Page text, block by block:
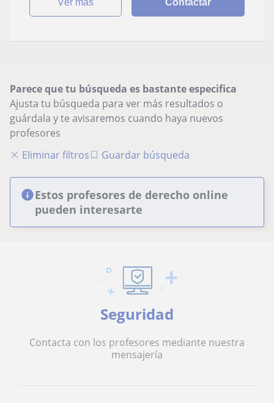
ver más Contactar
Parece que tu búsqueda es bastante especifica
Ajusta tu búsqueda para ver más resultados o
guárdala y te avisaremos cuando haya nuevos
profesores
Eliminar filtros
Guardar búsqueda
Estos profesores de derecho online
pueden interesarte
Seguridad
Contacta con los profesores mediante nuestra
mensajería